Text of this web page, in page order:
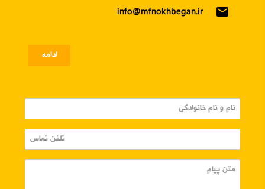
email
info@mfnokhbegan.ir
ادامه